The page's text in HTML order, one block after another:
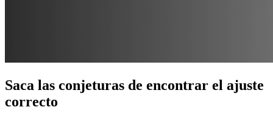
Saca las conjeturas de encontrar el ajuste
correcto